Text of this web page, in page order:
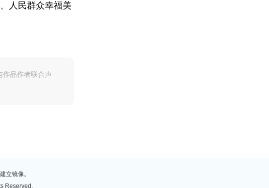
人民群众幸福美
作品作者联合声
立镜像。
Reserved.